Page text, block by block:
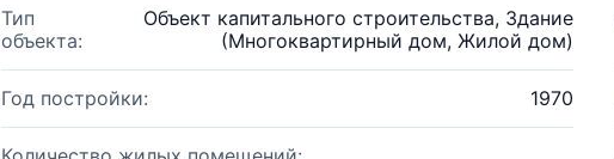
Тип
объекта:
Объект капитального строительства, Здание
(Многоквартирный дом, Жилой дом)
Год постройки: 1970